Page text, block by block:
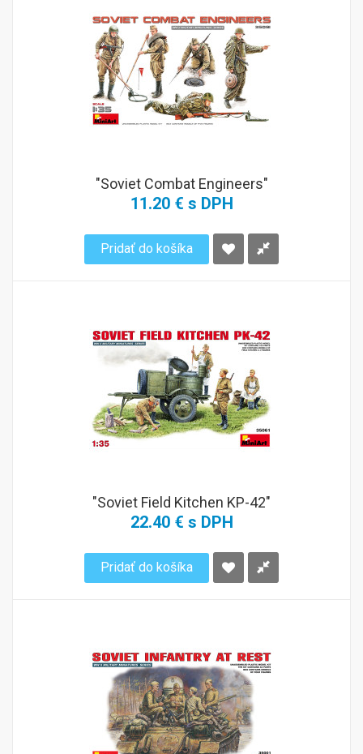
"Soviet Combat Engineers"
11.20 € s DPH
Pridať do košíka
"Soviet Field Kitchen KP-42"
22.40 € s DPH
Pridať do košíka